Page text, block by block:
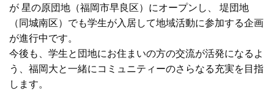
が 星の原団地（福岡市早良区）にオープンし、 堤団地
（同城南区）でも学生が入居して地域活動に参加する企画
が進行中です。
今後も、学生と団地にお住まいの方の交流が活発になるよ
う、福岡大と一緒にコミュニティーのさらなる充実を目指
します。